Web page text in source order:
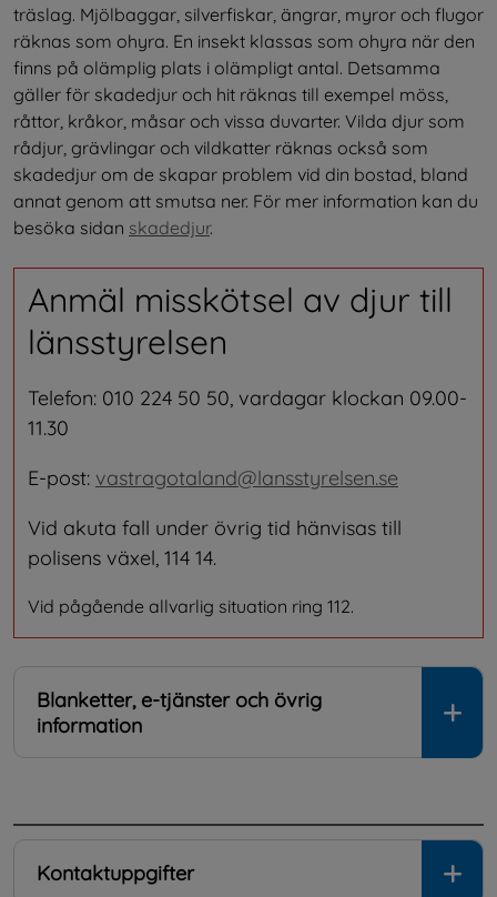
träslag. Mjölbaggar, silverfiskar, ängrar, myror och flugor
räknas som ohyra. En insekt klassas som ohyra när den
finns på olämplig plats i olämpligt antal. Detsamma
gäller för skadedjur och hit räknas till exempel möss,
råttor, kråkor, måsar och vissa duvarter. Vilda djur som
rådjur, grävlingar och vildkatter räknas också som
skadedjur om de skapar problem vid din bostad, bland
annat genom att smutsa ner. För mer information kan du
besöka sidan skadedjur.
Anmäl misskötsel av djur till
länsstyrelsen
Telefon: 010 224 50 50, vardagar klockan 09.00-
11.30
E-post: vastragotaland@lansstyrelsen.se
Vid akuta fall under övrig tid hänvisas till
polisens växel, 114 14.
Vid pågående allvarlig situation ring 112.
Blanketter, e-tjänster och övrig
information
Kontaktuppgifter